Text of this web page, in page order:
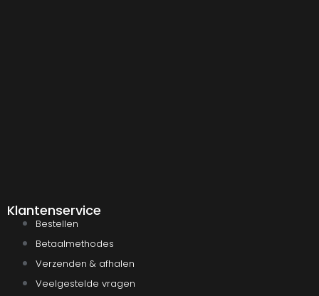
Klantenservice
Bestellen
Betaalmethodes
Verzenden & afhalen
Veelgestelde vragen